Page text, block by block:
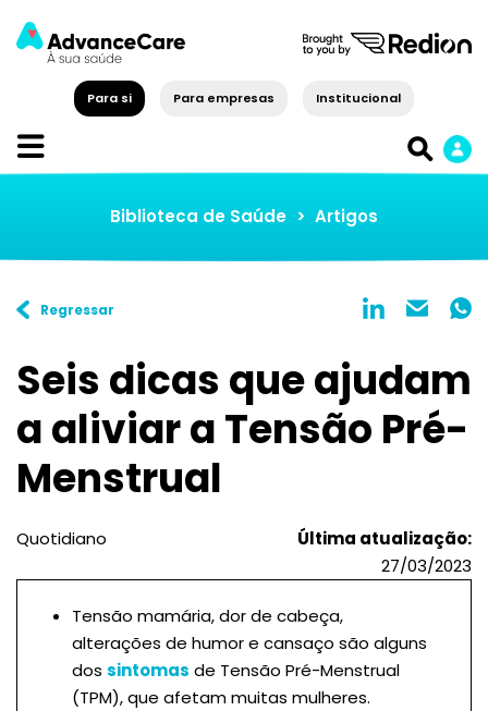
Para si Para empresas Institucional
Biblioteca de Saúde > Artigos
Regressar
Seis dicas que ajudam
a aliviar a Tensão Pré-
Menstrual
Quotidiano
Última atualização:
27/03/2023
Tensão mamária, dor de cabeça,
alterações de humor e cansaço são alguns
dos sintomas de Tensão Pré-Menstrual
(TPM), que afetam muitas mulheres.